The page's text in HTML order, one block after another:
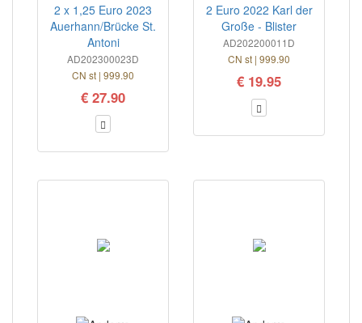
2 x 1,25 Euro 2023
Auerhann/Brücke St.
Antoni
AD202300023D
CN st | 999.90
€ 27.90
2 Euro 2022 Karl der
Große - Blister
AD202200011D
CN st | 999.90
€ 19.95